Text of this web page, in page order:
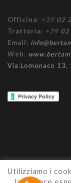
Officina: +39 02
Trattoria: +39
Email:
Web:
Via Lomonaco
Utilizziamo i